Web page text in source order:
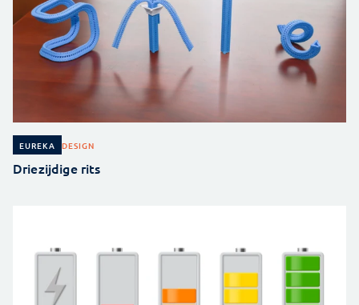
EUREKA DESIGN
Driezijdige rits